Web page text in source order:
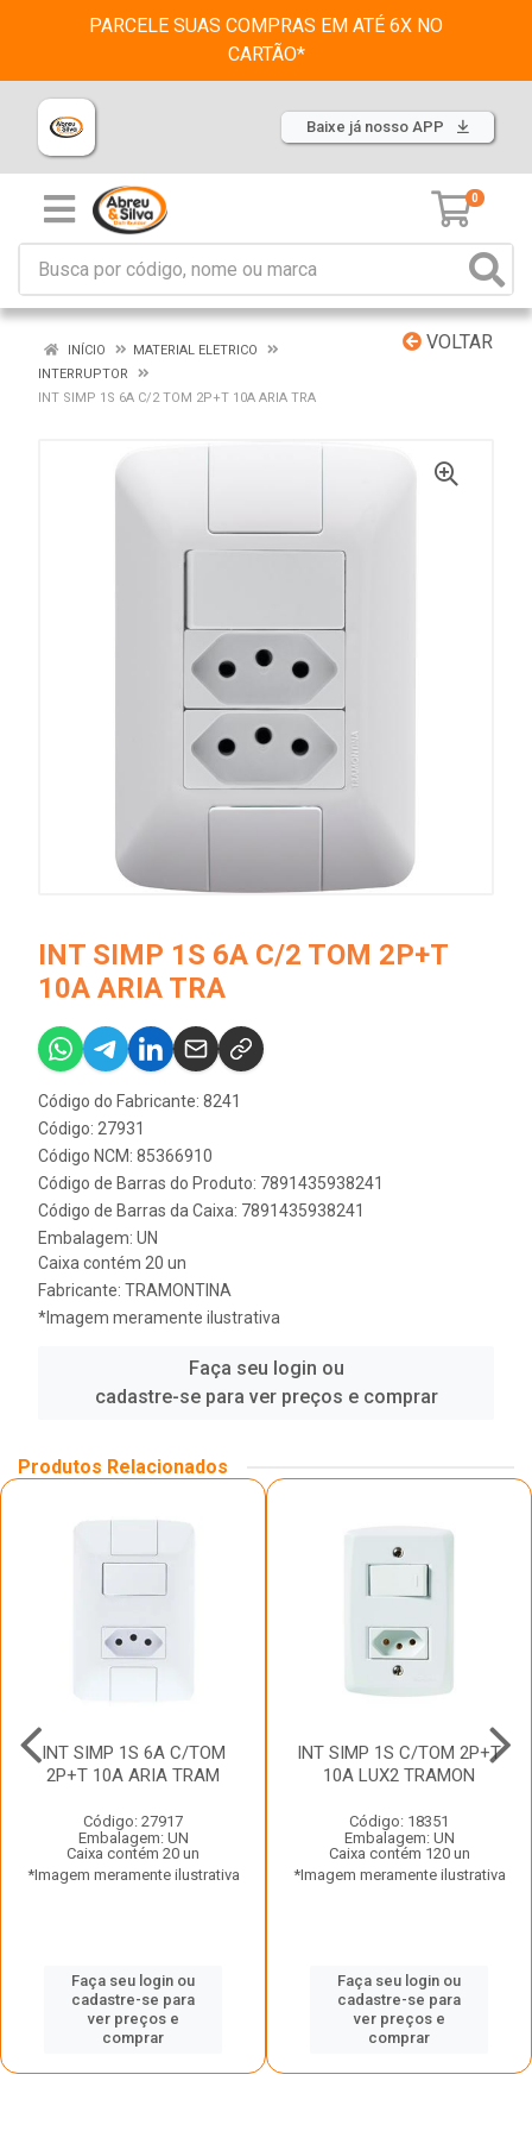
PARCELE SUAS COMPRAS EM ATÉ 6X NO
CARTÃO*
Baixe já nosso APP
0
VOLTAR
INÍCIO
MATERIAL ELETRICO
INTERRUPTOR
INT SIMP 1S 6A C/2 TOM 2P+T 10A ARIA TRA
INT SIMP 1S 6A C/2 TOM 2P+T
10A ARIA TRA
Código do Fabricante: 8241
Código: 27931
Código NCM: 85366910
Código de Barras do Produto: 7891435938241
Código de Barras da Caixa: 7891435938241
Embalagem: UN
Caixa contém 20 un
Fabricante: TRAMONTINA
*Imagem meramente ilustrativa
Faça seu login ou
cadastre-se para ver preços e comprar
Produtos Relacionados
INT SIMP 1S 6A C/TOM
2P+T 10A ARIA TRAM
Código: 27917
Embalagem: UN
Caixa contém 20 un
*Imagem meramente ilustrativa
Faça seu login ou
cadastre-se para
ver preços e
comprar
INT SIMP 1S C/TOM 2P+T
10A LUX2 TRAMON
Código: 18351
Embalagem: UN
Caixa contém 120 un
*Imagem meramente ilustrativa
Faça seu login ou
cadastre-se para
ver preços e
comprar